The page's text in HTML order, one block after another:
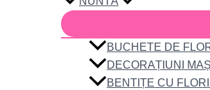
BUCHETE DE
DECORAȚIUNI
BENTIȚE CU